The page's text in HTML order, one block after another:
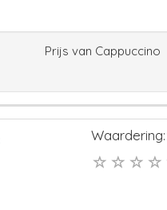
Prijs van Cappuccino
Waardering: